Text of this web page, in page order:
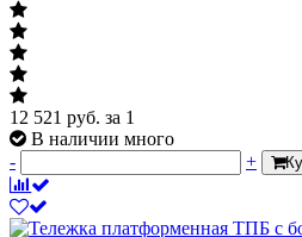
12 521 руб. за 1
В наличии много
-
+